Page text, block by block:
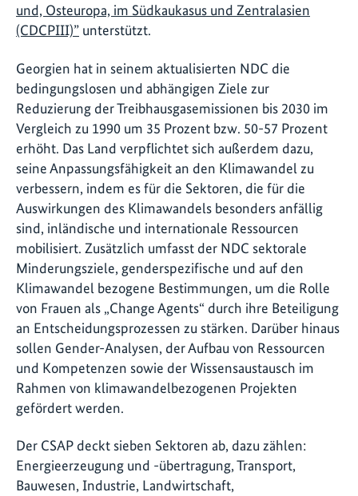
und, Osteuropa, im Südkaukasus und Zentralasien
(CDCPIII)” unterstützt.
Georgien hat in seinem aktualisierten NDC die
bedingungslosen und abhängigen Ziele zur
Reduzierung der Treibhausgasemissionen bis 2030 im
Vergleich zu 1990 um 35 Prozent bzw. 50-57 Prozent
erhöht. Das Land verpflichtet sich außerdem dazu,
seine Anpassungsfähigkeit an den Klimawandel zu
verbessern, indem es für die Sektoren, die für die
Auswirkungen des Klimawandels besonders anfällig
sind, inländische und internationale Ressourcen
mobilisiert. Zusätzlich umfasst der NDC sektorale
Minderungsziele, genderspezifische und auf den
Klimawandel bezogene Bestimmungen, um die Rolle
von Frauen als „Change Agents“ durch ihre Beteiligung
an Entscheidungsprozessen zu stärken. Darüber hinaus
sollen Gender-Analysen, der Aufbau von Ressourcen
und Kompetenzen sowie der Wissensaustausch im
Rahmen von klimawandelbezogenen Projekten
gefördert werden.
Der CSAP deckt sieben Sektoren ab, dazu zählen:
Energieerzeugung und -übertragung, Transport,
Bauwesen, Industrie, Landwirtschaft,